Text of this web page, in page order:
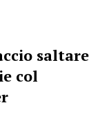
saltare
col